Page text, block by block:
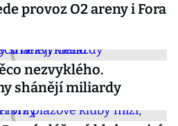
provoz O2 areny i Fora
nezvyklého.
shánějí miliardy